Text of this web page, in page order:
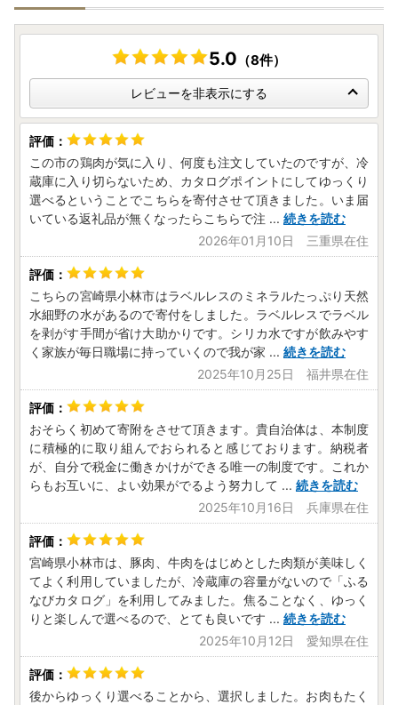
5.0 （8件）
レビューを非表示にする
この市の鶏肉が気に入り、何度も注文していたのですが、冷
蔵庫に入り切らないため、カタログポイントにしてゆっくり
選べるということでこちらを寄付させて頂きました。いま届
いている返礼品が無くなったらこちらで注 ... 続きを読む
2026年01月10日 三重県在住
こちらの宮崎県小林市はラベルレスのミネラルたっぷり天然
水細野の水があるので寄付をしました。ラベルレスでラベル
を剥がす手間が省け大助かりです。シリカ水ですが飲みやす
く家族が毎日職場に持っていくので我が家 ... 続きを読む
2025年10月25日 福井県在住
おそらく初めて寄附をさせて頂きます。貴自治体は、本制度
に積極的に取り組んでおられると感じております。納税者
が、自分で税金に働きかけができる唯一の制度です。これか
らもお互いに、よい効果がでるよう努力して ... 続きを読む
2025年10月16日 兵庫県在住
宮崎県小林市は、豚肉、牛肉をはじめとした肉類が美味しく
てよく利用していましたが、冷蔵庫の容量がないので「ふる
なびカタログ」を利用してみました。焦ることなく、ゆっく
りと楽しんで選べるので、とても良いです ... 続きを読む
2025年10月12日 愛知県在住
後からゆっくり選べることから、選択しました。お肉もたく